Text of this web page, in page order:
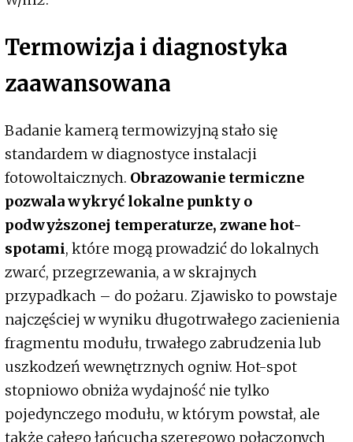
Termowizja i diagnostyka
zaawansowana
Badanie kamerą termowizyjną stało się
standardem w diagnostyce instalacji
fotowoltaicznych. Obrazowanie termiczne
pozwala wykryć lokalne punkty o
podwyższonej temperaturze, zwane hot-
spotami, które mogą prowadzić do lokalnych
zwarć, przegrzewania, a w skrajnych
przypadkach – do pożaru. Zjawisko to powstaje
najczęściej w wyniku długotrwałego zacienienia
fragmentu modułu, trwałego zabrudzenia lub
uszkodzeń wewnętrznych ogniw. Hot-spot
stopniowo obniża wydajność nie tylko
pojedynczego modułu, w którym powstał, ale
także całego łańcucha szeregowo połączonych